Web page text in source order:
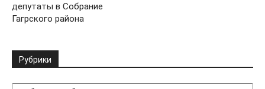
депутаты в Собрание
Гагрского района
Рубрики
Рубрики